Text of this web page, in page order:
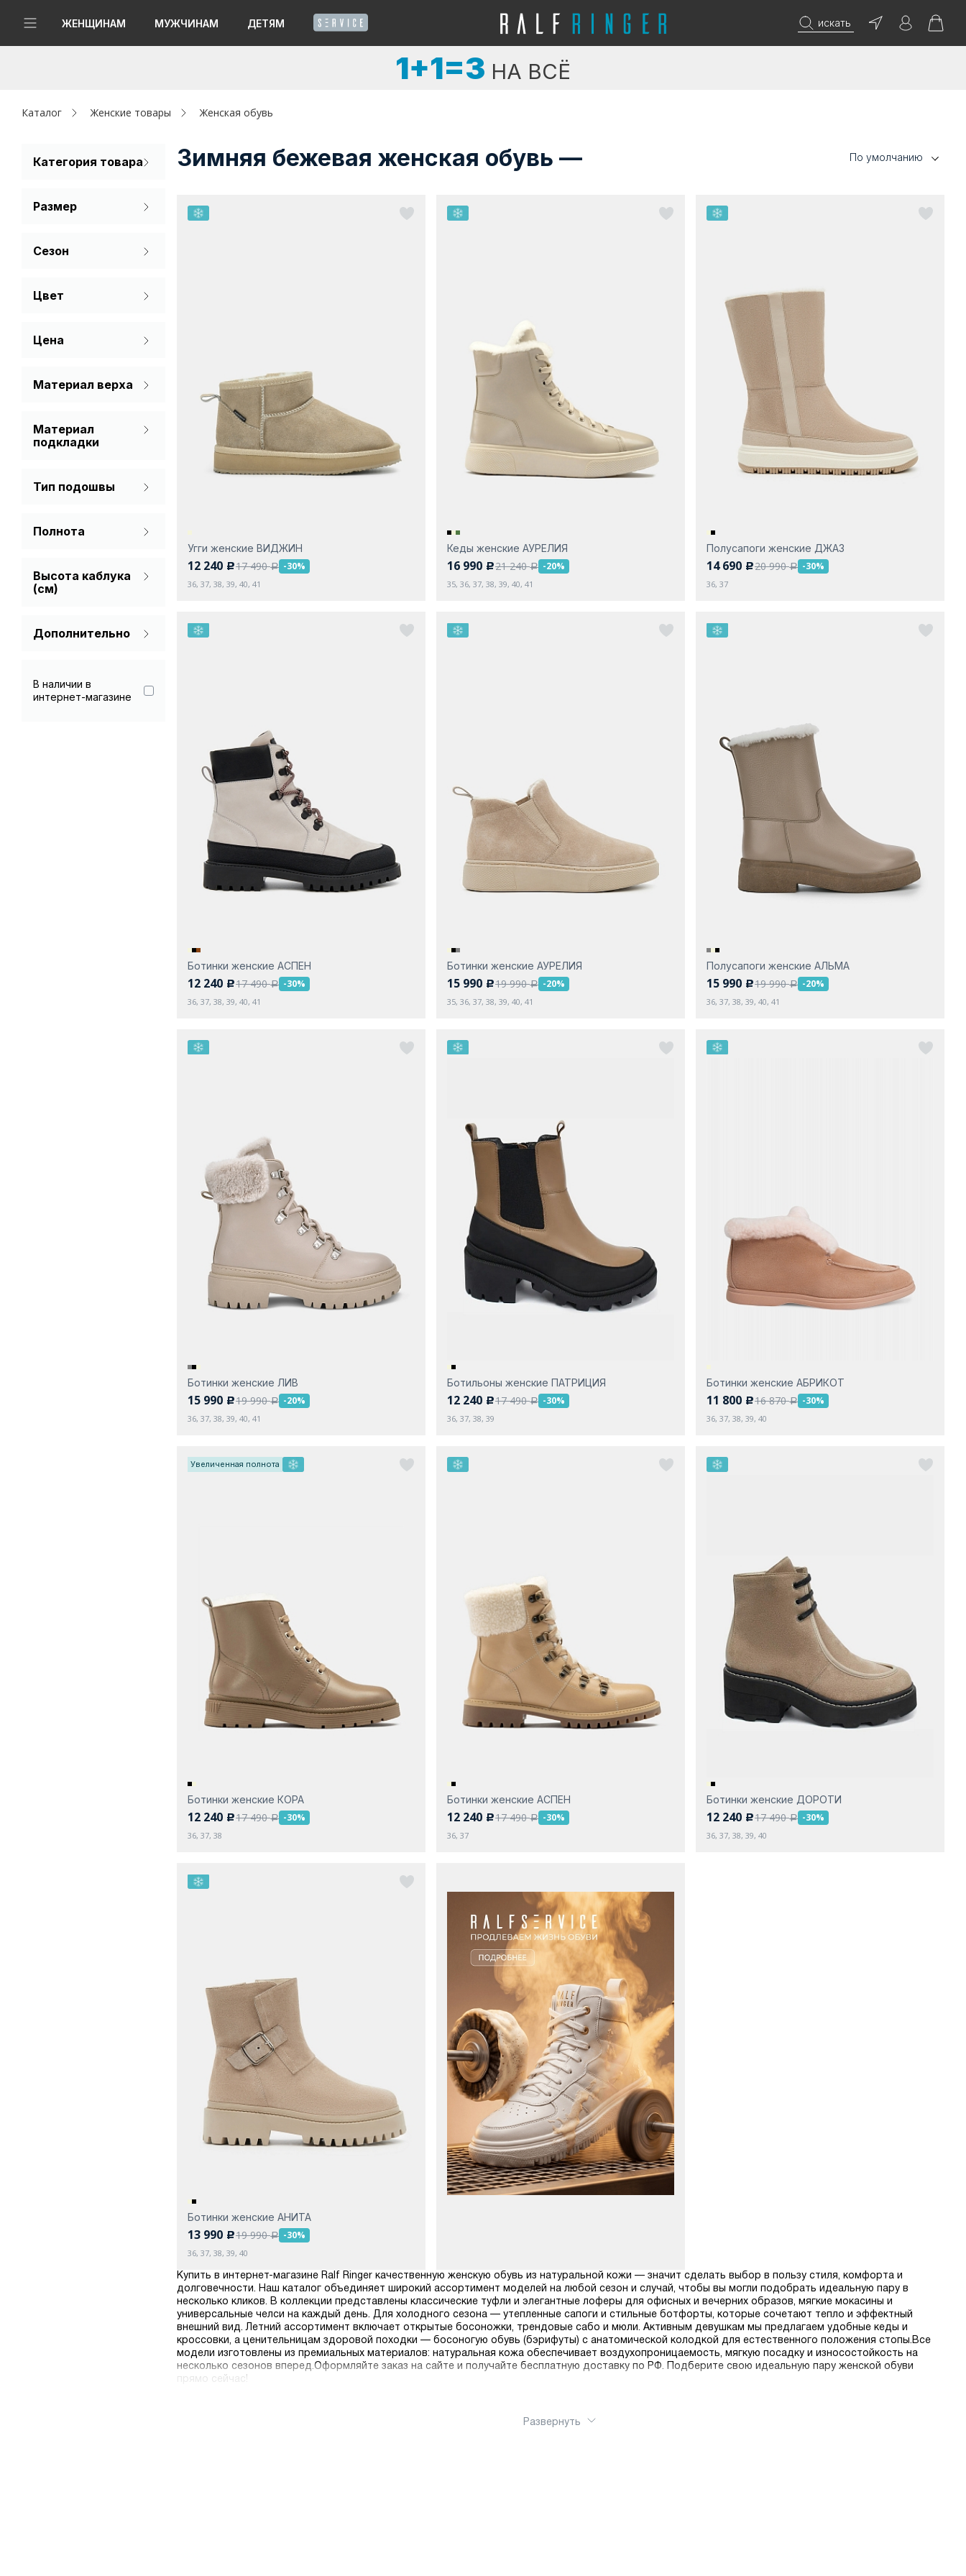
ЖЕНЩИНАМ МУЖЧИНАМ ДЕТЯМ искать
Женщинам
Капсула
Аутлет
1+1=3 НА ВСЁ
Каталог Женские товары Женская обувь
Категория товара
Ботинки
Полусапоги
Размер
41
Сезон
Демисезон
Цвет
Молочный
Рыжий
Серый
Цена
Материал верха
Нубук
Материал
подкладки
Мех натуральный
Шерсть
Тип подошвы
Платформа
Полнота
Стандарт
Высота каблука
(см)
Дополнительно
В наличии в
интернет-магазине
Зимняя бежевая женская обувь — По умолчанию
Угги женские ВИДЖИН
12 240 c17 490a -30%
36, 37, 38, 39, 40, 41
Кеды женские АУРЕЛИЯ
16 990 c21 240a -20%
35, 36, 37, 38, 39, 40, 41
Полусапоги женские ДЖАЗ
14 690 c20 990a -30%
36, 37
Ботинки женские АСПЕН
12 240 c17 490a -30%
36, 37, 38, 39, 40, 41
Ботинки женские АУРЕЛИЯ
15 990 c19 990a -20%
35, 36, 37, 38, 39, 40, 41
Полусапоги женские АЛЬМА
15 990 c19 990a -20%
36, 37, 38, 39, 40, 41
Ботинки женские ЛИВ
15 990 c19 990a -20%
36, 37, 38, 39, 40, 41
Ботильоны женские ПАТРИЦИЯ
12 240 c17 490a -30%
36, 37, 38, 39
Ботинки женские АБРИКОТ
11 800 c16 870a -30%
36, 37, 38, 39, 40
Увеличенная полнота
Ботинки женские КОРА
12 240 c17 490a -30%
36, 37, 38
Ботинки женские АСПЕН
12 240 c17 490a -30%
36, 37
Ботинки женские ДОРОТИ
12 240 c17 490a -30%
36, 37, 38, 39, 40
Ботинки женские АНИТА
13 990 c19 990a -30%
36, 37, 38, 39, 40
Купить в интернет-магазине Ralf Ringer качественную женскую обувь из натуральной кожи — значит сделать выбор в пользу стиля, комфорта и
долговечности. Наш каталог объединяет широкий ассортимент моделей на любой сезон и случай, чтобы вы могли подобрать идеальную пару в
несколько кликов. В коллекции представлены классические туфли и элегантные лоферы для офисных и вечерних образов, мягкие мокасины и
универсальные челси на каждый день. Для холодного сезона — утепленные сапоги и стильные ботфорты, которые сочетают тепло и эффектный
внешний вид. Летний ассортимент включает открытые босоножки, трендовые сабо и мюли. Активным девушкам мы предлагаем удобные кеды и
кроссовки, а ценительницам здоровой походки — босоногую обувь (бэрифуты) с анатомической колодкой для естественного положения стопы.Все
модели изготовлены из премиальных материалов: натуральная кожа обеспечивает воздухопроницаемость, мягкую посадку и износостойкость на
несколько сезонов вперед.Оформляйте заказ на сайте и получайте бесплатную доставку по РФ. Подберите свою идеальную пару женской обуви
прямо сейчас!
Развернуть